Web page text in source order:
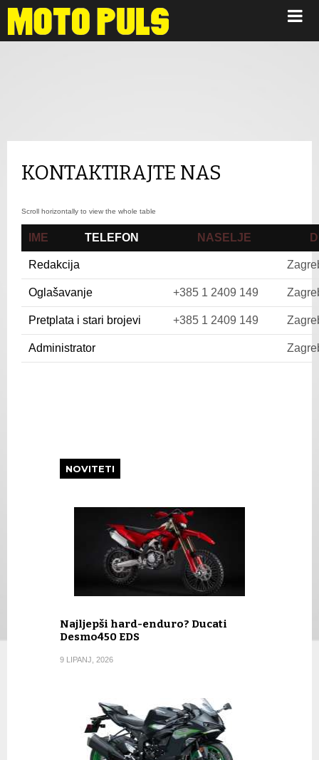
KONTAKTIRAJTE NAS
IME TELEFON NASELJE
Redakcija
Oglašavanje +385 1 2409 149
Pretplata i stari brojevi +385 1 2409 149
Administrator
NOVITETI
Najljepši hard-enduro? Ducati
Desmo450 EDS
9 LIPANJ, 2026